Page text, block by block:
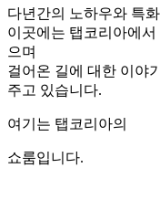
다년간의 노하우와 특
이곳에는 탭코리아에
으며
걸어온 길에 대한 이야
주고 있습니다.
여기는 탭코리아의
쇼룸입니다.